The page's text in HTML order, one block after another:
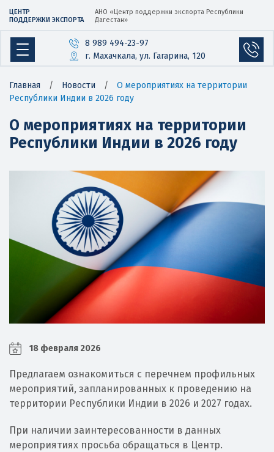
ЦЕНТР
ПОДДЕРЖКИ ЭКСПОРТА
АНО «Центр поддержки экспорта Республики
Дагестан»
8 989 494-23-97
г. Махачкала, ул. Гагарина, 120
Главная / Новости /
О мероприятиях на территории
Республики Индии в 2026 году
О мероприятиях на территории
Республики Индии в 2026 году
18 февраля 2026
Предлагаем ознакомиться с перечнем профильных
мероприятий, запланированных к проведению на
территории Республики Индии в 2026 и 2027 годах.
При наличии заинтересованности в данных
мероприятиях просьба обращаться в Центр.